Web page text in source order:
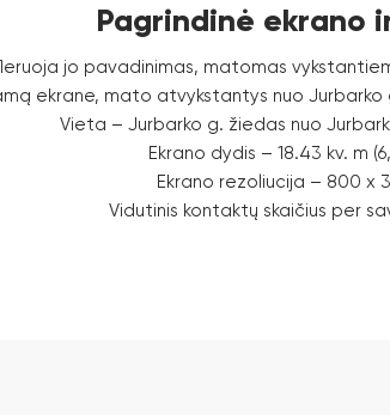
Pagrindinė ekrano
jo pavadinimas, matomas
ekrane, mato atvykstantys nuo Jurbarko
Vieta – Jurbarko g. žiedas nuo
Ekrano dydis – 18.43 kv. m
Ekrano rezoliucija – 800 x
Vidutinis kontaktų skaičius per